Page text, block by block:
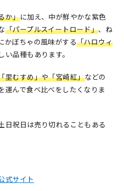
か」に加え、中が鮮やかな紫色
「パープルスイートロード」、ね
かぼちゃの風味がする「ハロウィ
い品種もあります。
里むすめ」や「宮崎紅」などの
運んで食べ比べをしたくなりま
日祝日は売り切れることもある
式サイト